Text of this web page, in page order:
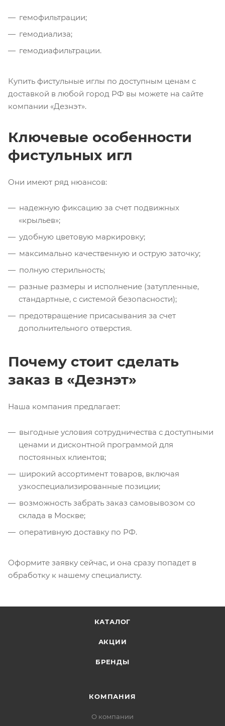
гемофильтрации;
гемодиализа;
гемодиафильтрации.
Купить фистульные иглы по доступным ценам с
доставкой в любой город РФ вы можете на сайте
компании «Дезнэт».
Ключевые особенности
фистульных игл
Они имеют ряд нюансов:
надежную фиксацию за счет подвижных
«крыльев»;
удобную цветовую маркировку;
максимально качественную и острую заточку;
полную стерильность;
разные размеры и исполнение (затупленные,
стандартные, с системой безопасности);
предотвращение присасывания за счет
дополнительного отверстия.
Почему стоит сделать
заказ в «Дезнэт»
Наша компания предлагает:
выгодные условия сотрудничества с доступными
ценами и дисконтной программой для
постоянных клиентов;
широкий ассортимент товаров, включая
узкоспециализированные позиции;
возможность забрать заказ самовывозом со
склада в Москве;
оперативную доставку по РФ.
Оформите заявку сейчас, и она сразу попадет в
обработку к нашему специалисту.
КАТАЛОГ
АКЦИИ
БРЕНДЫ
КОМПАНИЯ
О компании